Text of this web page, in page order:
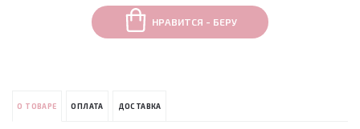
НРАВИТСЯ - БЕРУ
О ТОВАРЕ ОПЛАТА ДОСТАВКА